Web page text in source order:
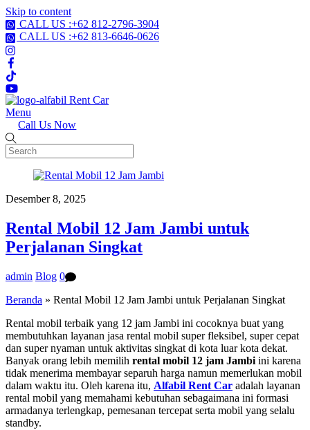
Skip to content
CALL US :+62 812-2796-3904
CALL US :+62 813-6646-0626
Menu
Call Us Now
Desember 8, 2025
Rental Mobil 12 Jam Jambi untuk
Perjalanan Singkat
admin Blog 0
Beranda » Rental Mobil 12 Jam Jambi untuk Perjalanan Singkat
Rental mobil terbaik yang 12 jam Jambi ini cocoknya buat yang
membutuhkan layanan jasa rental mobil super fleksibel, super cepat
dan super nyaman untuk aktivitas singkat di kota luar kota dekat.
Banyak orang lebih memilih rental mobil 12 jam Jambiini karena
tidak menerima membayar separuh harga namun memerlukan mobil
dalam waktu itu. Oleh karena itu, Alfabil Rent Car adalah layanan
rental mobil yang memahami kebutuhan sebagaimana ini formasi
armadanya terlengkap, pemesanan tercepat serta mobil yang selalu
standby.